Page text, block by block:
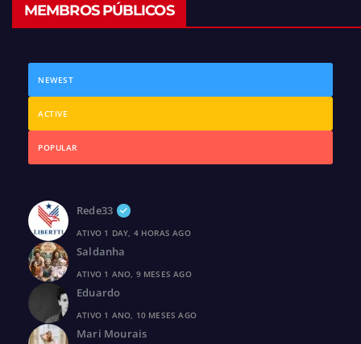
MEMBROS PÚBLICOS
NEWEST
ACTIVE
POPULAR
Rede33
ATIVO 1 DAY, 4 HORAS AGO
Saldanha
ATIVO 1 ANO, 9 MESES AGO
Eduardo
ATIVO 1 ANO, 10 MESES AGO
Mari Mourais